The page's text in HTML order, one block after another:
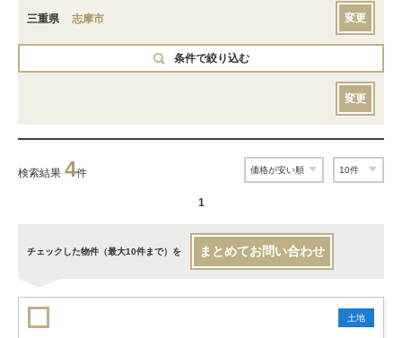
三重県 志摩市 変更
条件で絞り込む
変更
検索結果 4件
1
チェックした物件（最大10件まで）を まとめてお問い合わせ
土地